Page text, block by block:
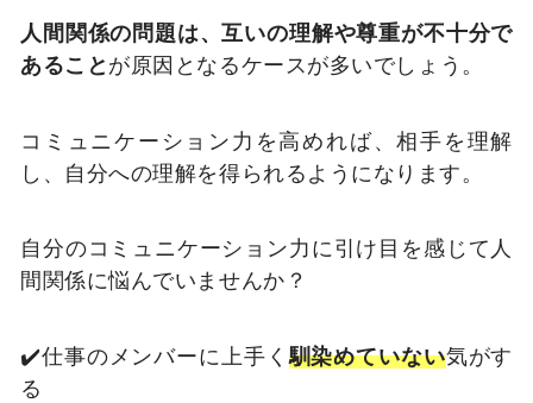
人間関係の問題は、互いの理解や尊重が不十分で
あることが原因となるケースが多いでしょう。
コミュニケーション力を高めれば、相手を理解
し、自分への理解を得られるようになります。
自分のコミュニケーション力に引け目を感じて人
間関係に悩んでいませんか？
✔️仕事のメンバーに上手く馴染めていない気がす
る